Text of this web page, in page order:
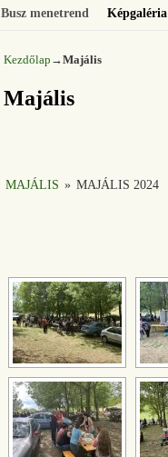
Busz menetrend Képgaléria
Kezdőlap →Majális
Majális
MAJÁLIS » MAJÁLIS 2024